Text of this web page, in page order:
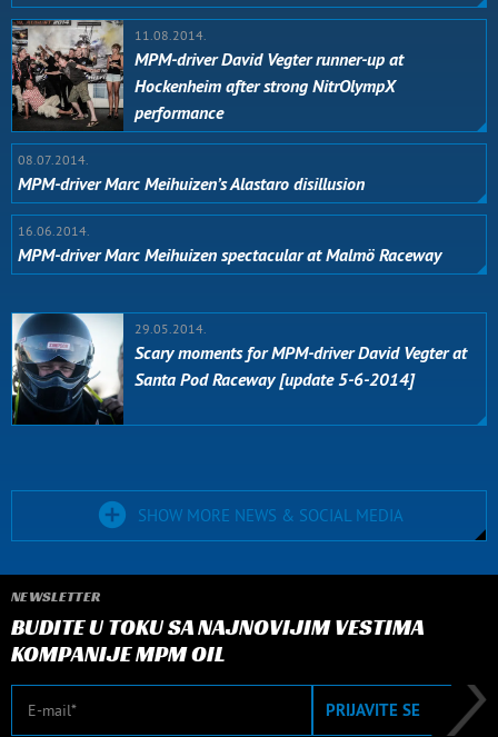
11.08.2014.
MPM-driver David Vegter runner-up at
Hockenheim after strong NitrOlympX
performance
08.07.2014.
MPM-driver Marc Meihuizen’s Alastaro disillusion
16.06.2014.
MPM-driver Marc Meihuizen spectacular at Malmö Raceway
29.05.2014.
Scary moments for MPM-driver David Vegter at
Santa Pod Raceway [update 5-6-2014]
SHOW MORE NEWS & SOCIAL MEDIA
NEWSLETTER
BUDITE U TOKU SA NAJNOVIJIM VESTIMA
KOMPANIJE MPM OIL
E-mail PRIJAVITE SE